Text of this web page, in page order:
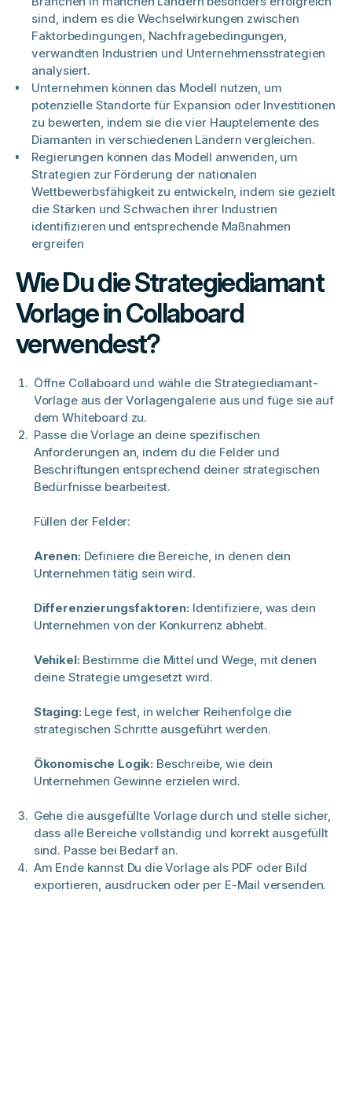
sind, indem es die Wechselwirkungen zwischen
Faktorbedingungen, Nachfragebedingungen,
verwandten Industrien und Unternehmensstrategien
analysiert.
Unternehmen können das Modell nutzen, um
potenzielle Standorte für Expansion oder Investitionen
zu bewerten, indem sie die vier Hauptelemente des
Diamanten in verschiedenen Ländern vergleichen.
Regierungen können das Modell anwenden, um
Strategien zur Förderung der nationalen
Wettbewerbsfähigkeit zu entwickeln, indem sie gezielt
die Stärken und Schwächen ihrer Industrien
identifizieren und entsprechende Maßnahmen
ergreifen
Wie Du die Strategiediamant
Vorlage in Collaboard
verwendest?
Öffne Collaboard und wähle die Strategiediamant-
Vorlage aus der Vorlagengalerie aus und füge sie auf
dem Whiteboard zu.
Passe die Vorlage an deine spezifischen
Anforderungen an, indem du die Felder und
Beschriftungen entsprechend deiner strategischen
Bedürfnisse bearbeitest.
Füllen der Felder:
Arenen: Definiere die Bereiche, in denen dein
Unternehmen tätig sein wird.
Differenzierungsfaktoren: Identifiziere, was dein
Unternehmen von der Konkurrenz abhebt.
Vehikel: Bestimme die Mittel und Wege, mit denen
deine Strategie umgesetzt wird.
Staging: Lege fest, in welcher Reihenfolge die
strategischen Schritte ausgeführt werden.
Ökonomische Logik: Beschreibe, wie dein
Unternehmen Gewinne erzielen wird.
Gehe die ausgefüllte Vorlage durch und stelle sicher,
dass alle Bereiche vollständig und korrekt ausgefüllt
sind. Passe bei Bedarf an.
Am Ende kannst Du die Vorlage als PDF oder Bild
exportieren, ausdrucken oder per E-Mail versenden.